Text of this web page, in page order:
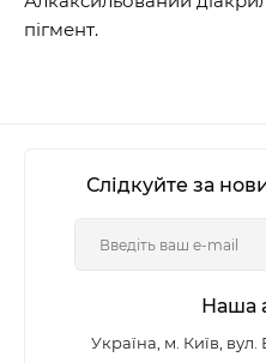
пігмент.
Слідкуйте за
Наша
Україна, м. Київ,